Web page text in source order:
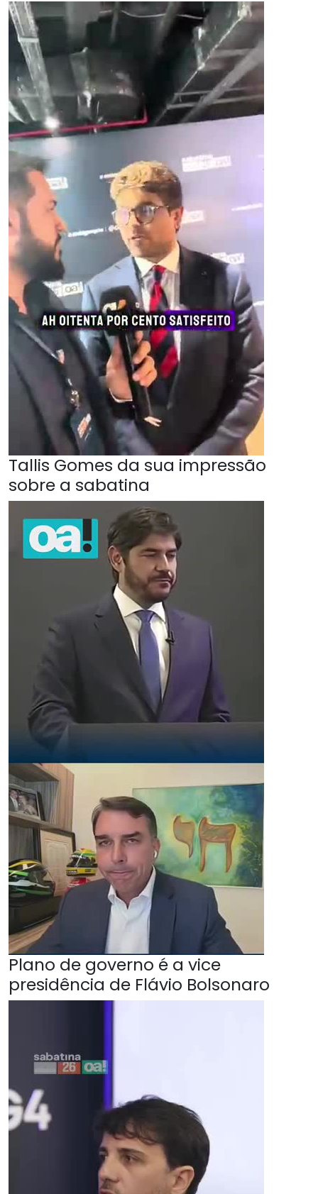
Tallis Gomes da sua impressão
sobre a sabatina
Plano de governo é a vice
presidência de Flávio Bolsonaro